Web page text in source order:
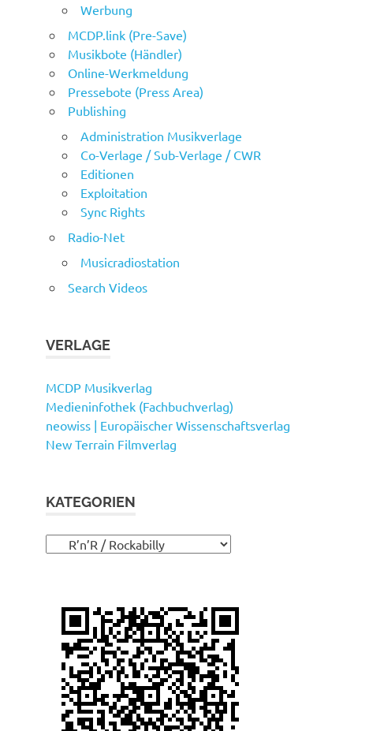
Werbung
MCDP.link (Pre-Save)
Musikbote (Händler)
Online-Werkmeldung
Pressebote (Press Area)
Publishing
Administration Musikverlage
Co-Verlage / Sub-Verlage / CWR
Editionen
Exploitation
Sync Rights
Radio-Net
Musicradiostation
Search Videos
VERLAGE
MCDP Musikverlag
Medieninfothek (Fachbuchverlag)
neowiss | Europäischer Wissenschaftsverlag
New Terrain Filmverlag
KATEGORIEN
Kategorien